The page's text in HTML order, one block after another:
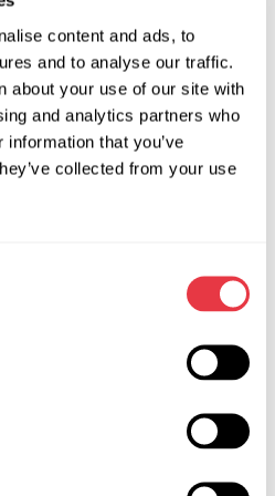
content and ads, to
and to analyse our traffic.
about your use of our site with
and analytics partners who
that you’ve
collected from your use
и значительно
обслуживания
работать с центральным
функциями блоков
калибровать, читать,
неисправности,
не сложно – достаточно
который доступен в офлайн
бесплатное
ПО и не устаревает!
будем рады встретиться